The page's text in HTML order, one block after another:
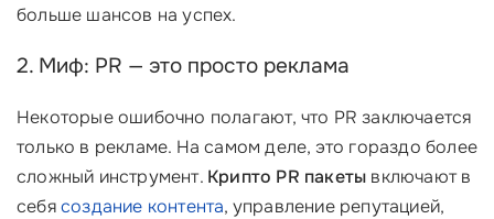
больше шансов на успех.
2. Миф: PR — это просто реклама
Некоторые ошибочно полагают, что PR заключается
только в рекламе. На самом деле, это гораздо более
сложный инструмент. Крипто PR пакеты включают в
себясоздание контента, управление репутацией,